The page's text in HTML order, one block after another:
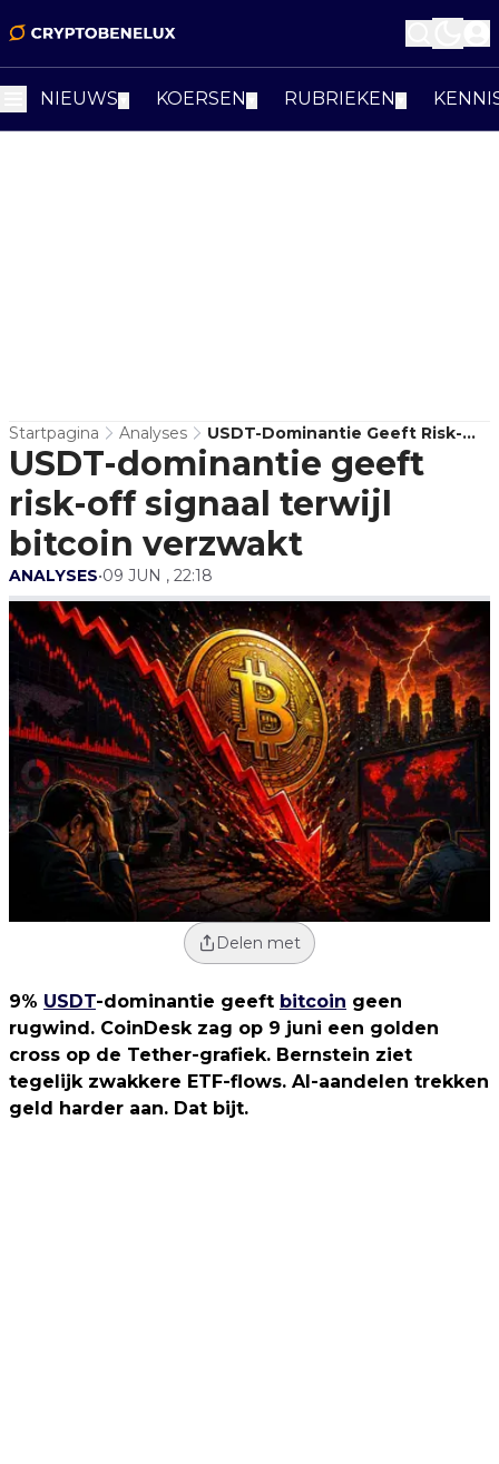
NIEUWS KOERSEN RUBRIEKEN
Startpagina Analyses
USDT-Dominantie Geeft Risk-
Off Signaal Terwijl Bitcoin
Verzwakt
USDT-dominantie geeft
risk-off signaal terwijl
bitcoin verzwakt
ANALYSES•09 JUN , 22:18
Delen met
9% USDT-dominantie geeft bitcoin geen
rugwind. CoinDesk zag op 9 juni een golden
cross op de Tether-grafiek. Bernstein ziet
tegelijk zwakkere ETF-flows. AI-aandelen trekken
geld harder aan. Dat bijt.